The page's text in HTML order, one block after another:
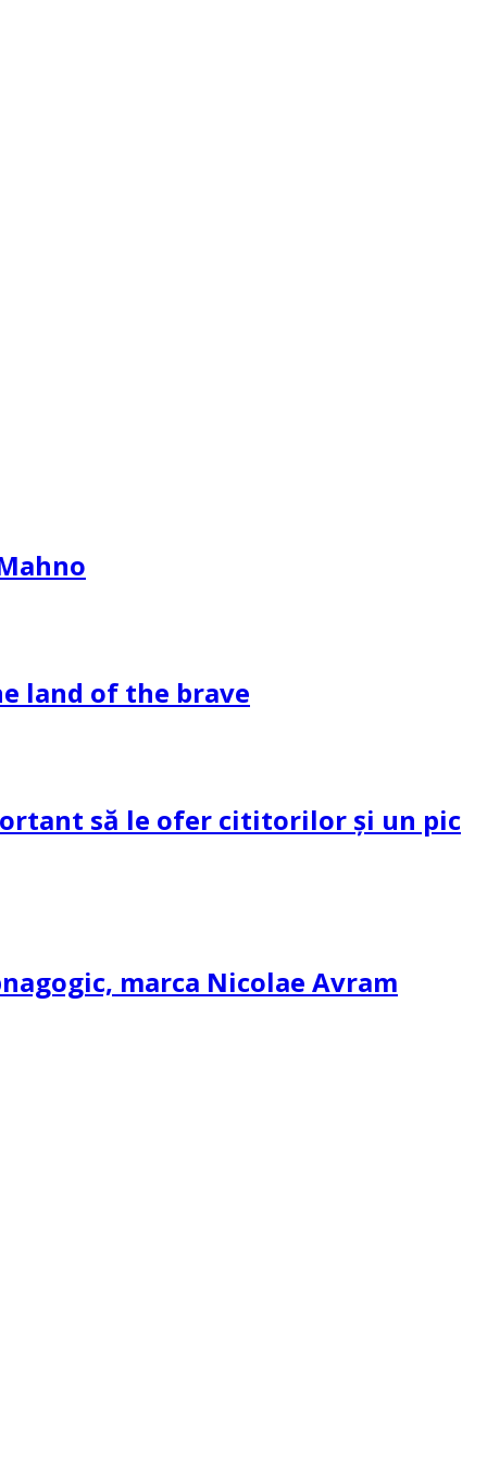
land of the brave
să le ofer cititorilor și un pic
marca Nicolae Avram